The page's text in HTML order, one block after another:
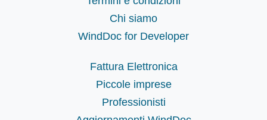
Chi siamo
WindDoc for Developer
Fattura Elettronica
Piccole imprese
Professionisti